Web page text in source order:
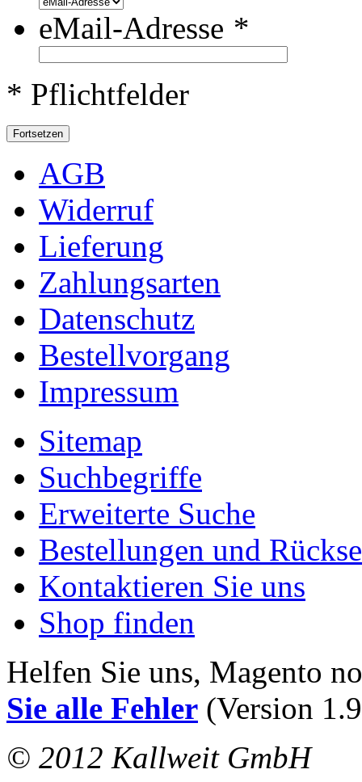
eMail-Adresse *
* Pflichtfelder
Fortsetzen
AGB
Widerruf
Lieferung
Zahlungsarten
Datenschutz
Bestellvorgang
Impressum
Sitemap
Suchbegriffe
Erweiterte Suche
Bestellungen und
Kontaktieren Sie uns
Shop finden
Helfen Sie uns, Magento
Sie alle Fehler (Version
© 2012 Kallweit GmbH